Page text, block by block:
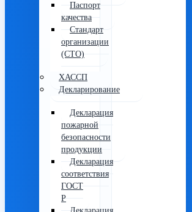
Паспорт
качества
Стандарт
организации
(СТО)
ХАССП
Декларирование
Декларация
пожарной
безопасности
продукции
Декларация
соответствия
ГОСТ
Р